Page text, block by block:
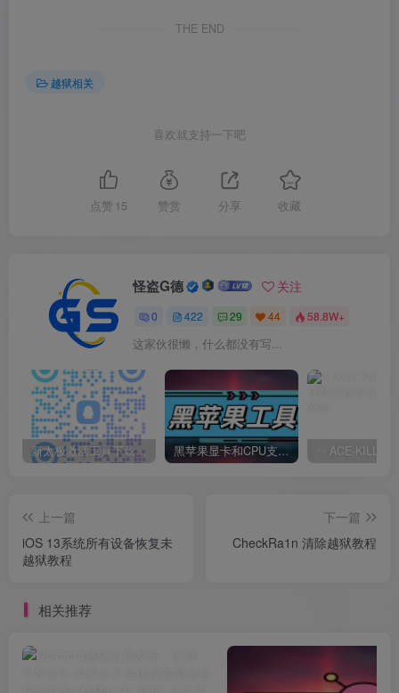
THE END
越狱相关
喜欢就支持一下吧
点赞 15 赞赏 分享 收藏
怪盗G德 关注
0 422 29 44 58.8W+
这家伙很懒，什么都没有写...
新太极激活工具下载/教程/充值/开户(QQ交流群号749113977) 黑苹果显卡和CPU支持情况以及购买硬件防踩坑指南
上一篇
iOS 13系统所有设备恢复未
越狱教程
下一篇
CheckRa1n 清除越狱教程
相关推荐